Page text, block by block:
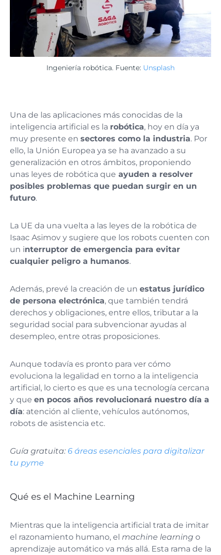
Ingeniería robótica. Fuente: Unsplash
Una de las aplicaciones más conocidas de la
inteligencia artificial es la robótica, hoy en día ya
muy presente en sectores como la industria. Por
ello, la Unión Europea ya se ha avanzado a su
generalización en otros ámbitos, proponiendo
unas leyes de robótica que ayuden a resolver
posibles problemas que puedan surgir en un
futuro.
La UE da una vuelta a las leyes de la robótica de
Isaac Asimov y sugiere que los robots cuenten con
un interruptor de emergencia para evitar
cualquier peligro a humanos.
Además, prevé la creación de un estatus jurídico
de persona electrónica, que también tendrá
derechos y obligaciones, entre ellos, tributar a la
seguridad social para subvencionar ayudas al
desempleo, entre otras proposiciones.
Aunque todavía es pronto para ver cómo
evoluciona la legalidad en torno a la inteligencia
artificial, lo cierto es que es una tecnología cercana
y que en pocos años revolucionará nuestro día a
día: atención al cliente, vehículos autónomos,
robots de asistencia etc.
Guía gratuita: 6 áreas esenciales para digitalizar
tu pyme
Qué es el Machine Learning
Mientras que la inteligencia artificial trata de imitar
el razonamiento humano, el machine learning o
aprendizaje automático va más allá. Esta rama de la